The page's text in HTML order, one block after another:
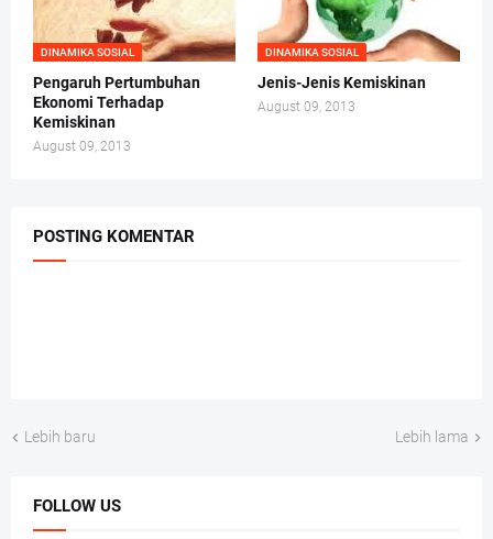
DINAMIKA SOSIAL
Pengaruh Pertumbuhan
Ekonomi Terhadap
Kemiskinan
August 09, 2013
DINAMIKA SOSIAL
Jenis-Jenis Kemiskinan
August 09, 2013
POSTING KOMENTAR
Lebih baru Lebih lama
FOLLOW US